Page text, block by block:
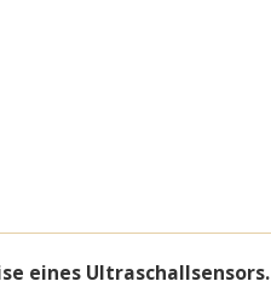
eines Ultraschallsensors.